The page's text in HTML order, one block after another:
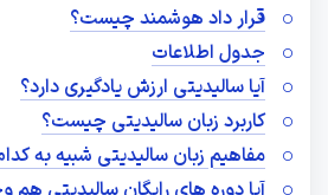
قرار داد هوشمند چیست؟
جدول اطلاعات
آیا سالیدیتی ارزش یادگیری دارد؟
کاربرد زبان سالیدیتی چیست؟
مفاهیم زبان سالیدیتی شبیه به